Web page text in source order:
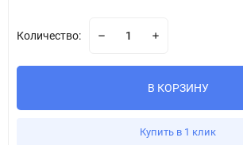
Количество:
В КОРЗИНУ
Купить в 1 клик